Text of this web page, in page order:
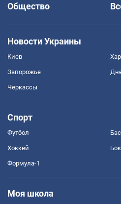
Общество
Новости Украины
Киев
Запорожье
Черкассы
Спорт
Футбол
Хоккей
Формула-1
Моя школа